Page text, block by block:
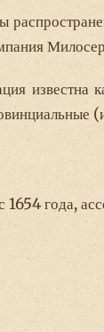
известна
1654 года,